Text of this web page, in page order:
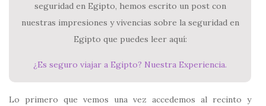
seguridad en Egipto, hemos escrito un post con
nuestras impresiones y vivencias sobre la seguridad en
Egipto que puedes leer aquí:
¿Es seguro viajar a Egipto? Nuestra Experiencia.
Lo primero que vemos una vez accedemos al recinto y